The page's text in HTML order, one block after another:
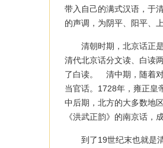
带入自己的满式汉语，于
的声调，为阴平、阳平、
清朝时期，北京话正
清代北京话分文读、白读
了白读。 清中期，随着
当官话。1728年，雍正皇
中后期，北方的大多数地
《洪武正韵》的南京话，
到了19世纪末也就是